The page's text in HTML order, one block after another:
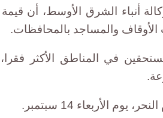
أنباء الشرق الأوسط، أن
في المناطق الأكثر
الأربعاء 14 سبتمبر.